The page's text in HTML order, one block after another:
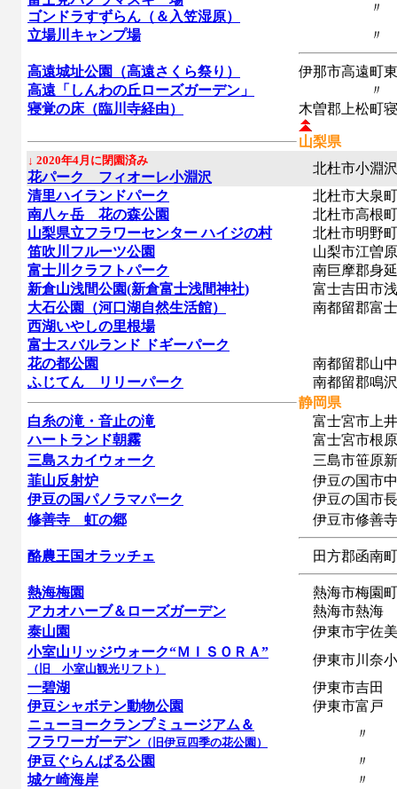
ゴンドラすずらん（＆入笠湿原）
〃
立場川キャンプ場
〃
高遠城址公園（高遠さくら祭り）
伊那市高遠町
高遠「しんわの丘ローズガーデン」
〃
寝覚の床（臨川寺経由）
木曽郡上松町
山梨県
↓ 2020年4月に閉園済み
花パーク フィオーレ小淵沢
北杜市小淵
清里ハイランドパーク
北杜市大泉町
南八ヶ岳 花の森公園
北杜市高根町
山梨県立フラワーセンター ハイジの村
北杜市明野町
笛吹川フルーツ公園
山梨市江曽原
富士川クラフトパーク
南巨摩郡身
新倉山浅間公園(新倉富士浅間神社)
富士吉田市
大石公園（河口湖自然生活館）
南都留郡富
西湖いやしの里根場
富士スバルランド ドギーパーク
花の都公園
南都留郡山
ふじてん リリーパーク
南都留郡鳴
静岡県
白糸の滝・音止の滝
富士宮市上
ハートランド朝霧
富士宮市根原
三島スカイウォーク
三島市笹原
韮山反射炉
伊豆の国市
伊豆の国パノラマパーク
伊豆の国市
修善寺 虹の郷
伊豆市修善寺
酪農王国オラッチェ 田方郡函南
熱海梅園
熱海市梅園町
アカオハーブ＆ローズガーデン
熱海市熱海
泰山園
伊東市宇佐美
小室山リッジウォーク“ＭＩＳＯＲＡ”
（旧 小室山観光リフト）
伊東市川奈
一碧湖
伊東市吉田
伊豆シャボテン動物公園
伊東市富戸
ニューヨークランプミュージアム＆
フラワーガーデン （旧伊豆四季の花公園）
〃
伊豆ぐらんぱる公園
〃
城ケ崎海岸
〃